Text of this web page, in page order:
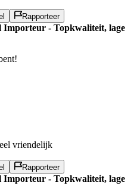
Rapporteer
Importeur - Topkwaliteit, lage
vriendelijk
Rapporteer
Importeur - Topkwaliteit, lage